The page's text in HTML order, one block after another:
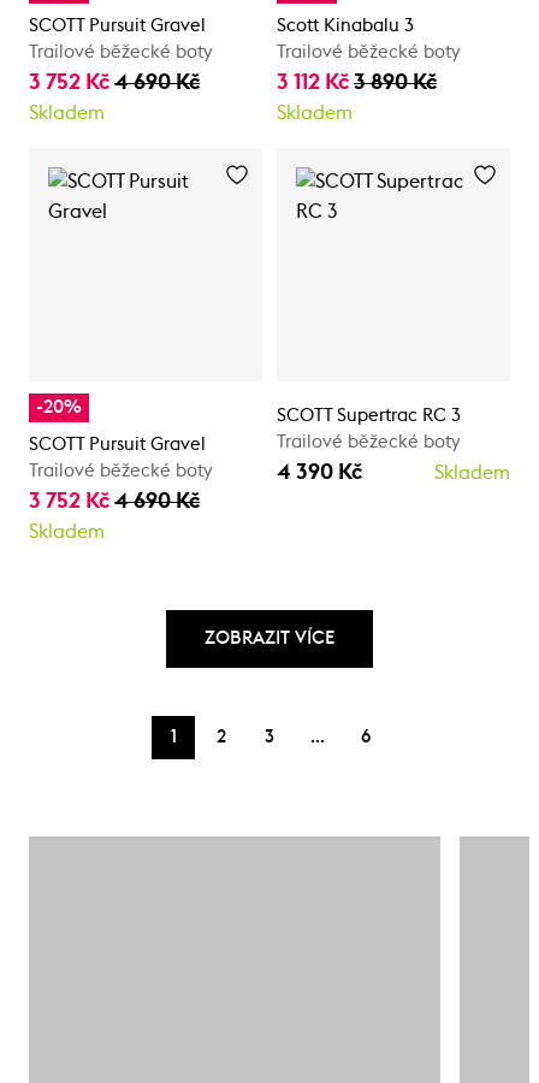
SCOTT Pursuit Gravel
Trailové běžecké boty
3 752 Kč 4 690 Kč
Skladem
Scott Kinabalu 3
Trailové běžecké boty
3 112 Kč 3 890 Kč
Skladem
-20%
SCOTT Pursuit Gravel
Trailové běžecké boty
3 752 Kč 4 690 Kč
Skladem
SCOTT Supertrac RC 3
Trailové běžecké boty
4 390 Kč Skladem
ZOBRAZIT VÍCE
1 2 3 … 6